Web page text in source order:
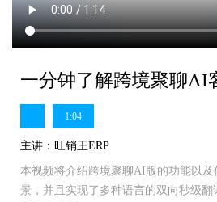
一分钟了解跨境聚聊AI
1:04
主讲：旺销王ERP
本视频将介绍跨境聚聊AI版的功能以及
景，并且实现了多种语言的双向秒级翻